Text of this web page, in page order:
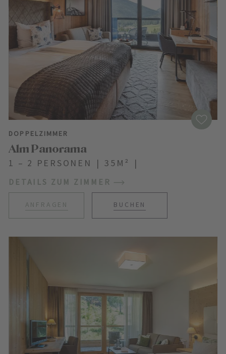
DOPPELZIMMER
Alm Panorama
1 – 2 PERSONEN | 35M² |
DETAILS ZUM ZIMMER
ANFRAGEN BUCHEN